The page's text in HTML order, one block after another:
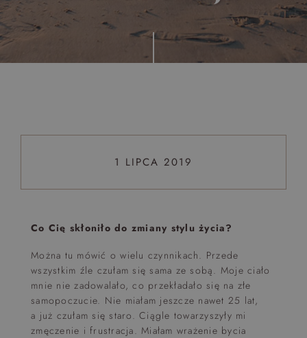
Top 5 bestsellers
WAKACJE nad morzem - Wyspa Skarbów - Pełne
1 LIPCA 2019
Co Cię skłoniło do zmiany stylu życia?
Można tu mówić o wielu czynnikach. Przede
wszystkim źle czułam się sama ze sobą. Moje ciało
mnie nie zadowalało, co przekładało się na złe
samopoczucie. Nie miałam jeszcze nawet 25 lat,
a już czułam się staro. Ciągle towarzyszyły mi
zmęczenie i frustracja. Miałam wrażenie bycia